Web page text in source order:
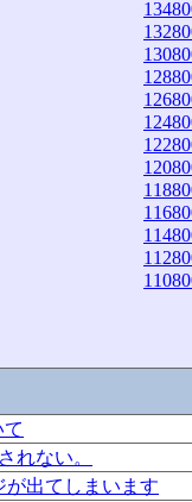
れない。
出てしまいます